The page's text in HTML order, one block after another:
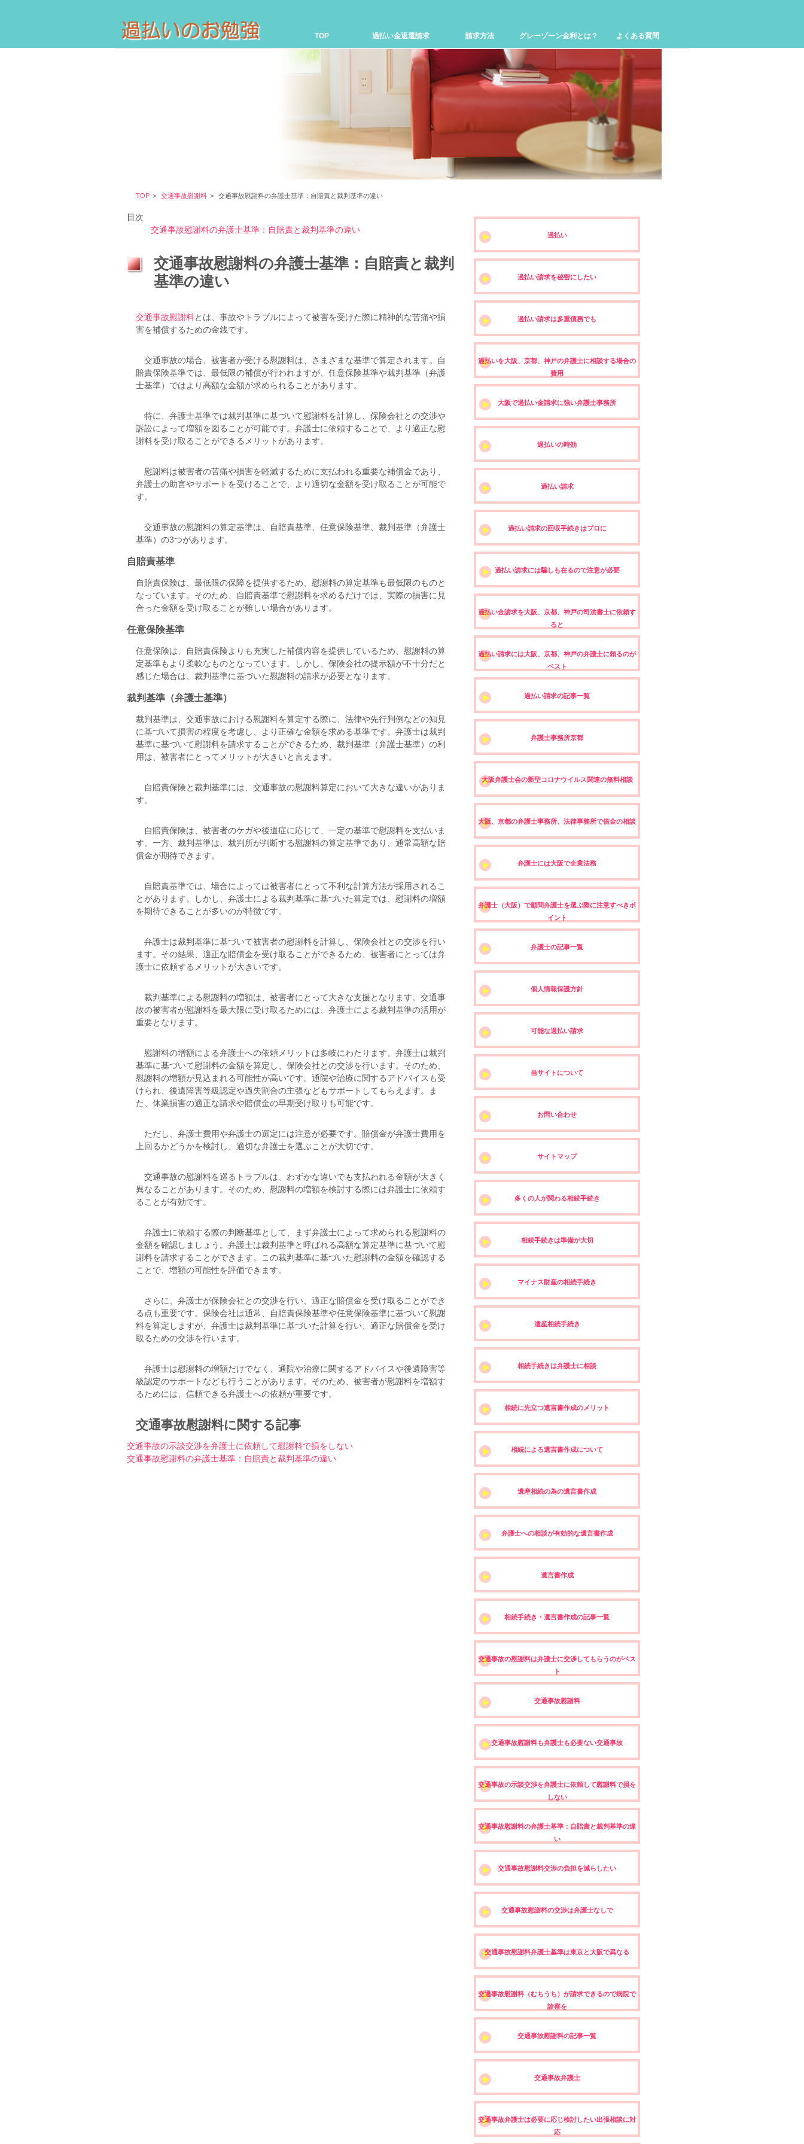
TOP 過払い金返還請求 請求方法 グレーゾーン金利とは？ よくある質問
TOP 交通事故慰謝料 交通事故慰謝料の弁護士基準：自賠責と裁判基準の違い
目次
交通事故慰謝料の弁護士基準：自賠責と裁判基準の違い
交通事故慰謝料の弁護士基準：自賠責と裁判
基準の違い
交通事故慰謝料とは、事故やトラブルによって被害を受けた際に精神的な苦痛や損
害を補償するための金銭です。
交通事故の場合、被害者が受ける慰謝料は、さまざまな基準で算定されます。自
賠責保険基準では、最低限の補償が行われますが、任意保険基準や裁判基準（弁護
士基準）ではより高額な金額が求められることがあります。
特に、弁護士基準では裁判基準に基づいて慰謝料を計算し、保険会社との交渉や
訴訟によって増額を図ることが可能です。弁護士に依頼することで、より適正な慰
謝料を受け取ることができるメリットがあります。
慰謝料は被害者の苦痛や損害を軽減するために支払われる重要な補償金であり、
弁護士の助言やサポートを受けることで、より適切な金額を受け取ることが可能で
す。
交通事故の慰謝料の算定基準は、自賠責基準、任意保険基準、裁判基準（弁護士
基準）の3つがあります。
自賠責基準
自賠責保険は、最低限の保障を提供するため、慰謝料の算定基準も最低限のものと
なっています。そのため、自賠責基準で慰謝料を求めるだけでは、実際の損害に見
合った金額を受け取ることが難しい場合があります。
任意保険基準
任意保険は、自賠責保険よりも充実した補償内容を提供しているため、慰謝料の算
定基準もより柔軟なものとなっています。しかし、保険会社の提示額が不十分だと
感じた場合は、裁判基準に基づいた慰謝料の請求が必要となります。
裁判基準（弁護士基準）
裁判基準は、交通事故における慰謝料を算定する際に、法律や先行判例などの知見
に基づいて損害の程度を考慮し、より正確な金額を求める基準です。弁護士は裁判
基準に基づいて慰謝料を請求することができるため、裁判基準（弁護士基準）の利
用は、被害者にとってメリットが大きいと言えます。
自賠責保険と裁判基準には、交通事故の慰謝料算定において大きな違いがありま
す。
自賠責保険は、被害者のケガや後遺症に応じて、一定の基準で慰謝料を支払いま
す。一方、裁判基準は、裁判所が判断する慰謝料の算定基準であり、通常高額な賠
償金が期待できます。
自賠責基準では、場合によっては被害者にとって不利な計算方法が採用されるこ
とがあります。しかし、弁護士による裁判基準に基づいた算定では、慰謝料の増額
を期待できることが多いのが特徴です。
弁護士は裁判基準に基づいて被害者の慰謝料を計算し、保険会社との交渉を行い
ます。その結果、適正な賠償金を受け取ることができるため、被害者にとっては弁
護士に依頼するメリットが大きいです。
裁判基準による慰謝料の増額は、被害者にとって大きな支援となります。交通事
故の被害者が慰謝料を最大限に受け取るためには、弁護士による裁判基準の活用が
重要となります。
慰謝料の増額による弁護士への依頼メリットは多岐にわたります。弁護士は裁判
基準に基づいて慰謝料の金額を算定し、保険会社との交渉を行います。そのため、
慰謝料の増額が見込まれる可能性が高いです。通院や治療に関するアドバイスも受
けられ、後遺障害等級認定や過失割合の主張などもサポートしてもらえます。ま
た、休業損害の適正な請求や賠償金の早期受け取りも可能です。
ただし、弁護士費用や弁護士の選定には注意が必要です。賠償金が弁護士費用を
上回るかどうかを検討し、適切な弁護士を選ぶことが大切です。
交通事故の慰謝料を巡るトラブルは、わずかな違いでも支払われる金額が大きく
異なることがあります。そのため、慰謝料の増額を検討する際には弁護士に依頼す
ることが有効です。
弁護士に依頼する際の判断基準として、まず弁護士によって求められる慰謝料の
金額を確認しましょう。弁護士は裁判基準と呼ばれる高額な算定基準に基づいて慰
謝料を請求することができます。この裁判基準に基づいた慰謝料の金額を確認する
ことで、増額の可能性を評価できます。
さらに、弁護士が保険会社との交渉を行い、適正な賠償金を受け取ることができ
る点も重要です。保険会社は通常、自賠責保険基準や任意保険基準に基づいて慰謝
料を算定しますが、弁護士は裁判基準に基づいた計算を行い、適正な賠償金を受け
取るための交渉を行います。
弁護士は慰謝料の増額だけでなく、通院や治療に関するアドバイスや後遺障害等
級認定のサポートなども行うことがあります。そのため、被害者が慰謝料を増額す
るためには、信頼できる弁護士への依頼が重要です。
交通事故慰謝料に関する記事
交通事故の示談交渉を弁護士に依頼して慰謝料で損をしない
交通事故慰謝料の弁護士基準：自賠責と裁判基準の違い
過払い
過払い請求を秘密にしたい
過払い請求は多重債務でも
過払いを大阪、京都、神戸の弁護士に相談する場合の
費用
大阪で過払い金請求に強い弁護士事務所
過払いの時効
過払い請求
過払い請求の回収手続きはプロに
過払い請求には騙しも在るので注意が必要
過払い金請求を大阪、京都、神戸の司法書士に依頼す
ると
過払い請求には大阪、京都、神戸の弁護士に頼るのが
ベスト
過払い請求の記事一覧
弁護士事務所京都
大阪弁護士会の新型コロナウイルス関連の無料相談
大阪、京都の弁護士事務所、法律事務所で借金の相談
弁護士には大阪で企業法務
弁護士（大阪）で顧問弁護士を選ぶ際に注意すべきポ
イント
弁護士の記事一覧
個人情報保護方針
可能な過払い請求
当サイトについて
お問い合わせ
サイトマップ
多くの人が関わる相続手続き
相続手続きは準備が大切
マイナス財産の相続手続き
遺産相続手続き
相続手続きは弁護士に相談
相続に先立つ遺言書作成のメリット
相続による遺言書作成について
遺産相続の為の遺言書作成
弁護士への相談が有効的な遺言書作成
遺言書作成
相続手続き・遺言書作成の記事一覧
交通事故の慰謝料は弁護士に交渉してもらうのがベス
ト
交通事故慰謝料
交通事故慰謝料も弁護士も必要ない交通事故
交通事故の示談交渉を弁護士に依頼して慰謝料で損を
しない
交通事故慰謝料の弁護士基準：自賠責と裁判基準の違
い
交通事故慰謝料交渉の負担を減らしたい
交通事故慰謝料の交渉は弁護士なしで
交通事故慰謝料弁護士基準は東京と大阪で異なる
交通事故慰謝料（むちうち）が請求できるので病院で
診察を
交通事故慰謝料の記事一覧
交通事故弁護士
交通事故弁護士は必要に応じ検討したい出張相談に対
応